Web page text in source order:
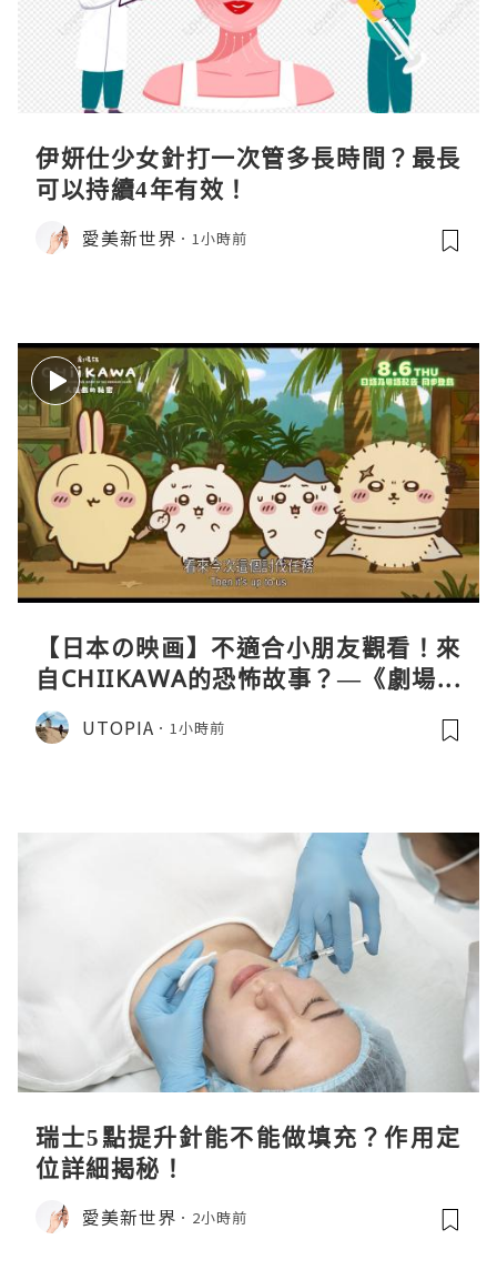
伊妍仕少女針打一次管多長時間？最長
可以持續4年有效！
愛美新世界 1小時前
【日本の映画】不適合小朋友觀看！來
自CHIIKAWA的恐怖故事？—《劇場版
CHIIKAWA 人魚島的秘密》
UTOPIA 1小時前
瑞士5點提升針能不能做填充？作用定
位詳細揭秘！
愛美新世界 2小時前